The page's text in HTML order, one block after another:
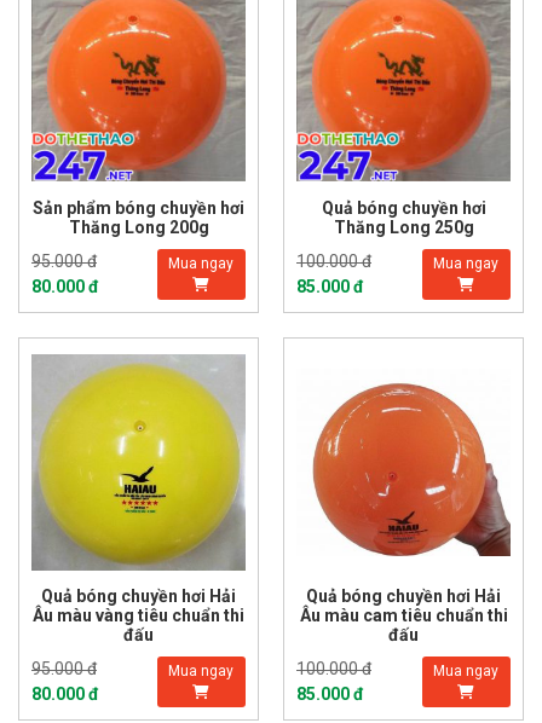
Sản phẩm bóng chuyền hơi
Thăng Long 200g
95.000 đ
80.000 đ
Mua ngay
Quả bóng chuyền hơi
Thăng Long 250g
100.000 đ
85.000 đ
Mua ngay
Quả bóng chuyền hơi Hải
Âu màu vàng tiêu chuẩn thi
đấu
95.000 đ
80.000 đ
Mua ngay
Quả bóng chuyền hơi Hải
Âu màu cam tiêu chuẩn thi
đấu
100.000 đ
85.000 đ
Mua ngay